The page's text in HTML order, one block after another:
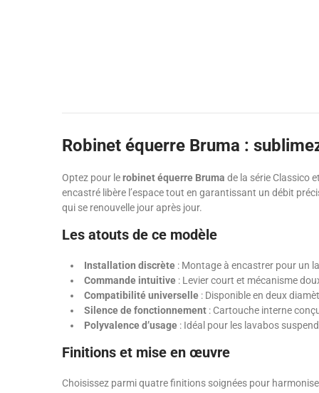
Robinet équerre Bruma :
Optez pour lerobinet équerre Bruma de la série Classico
encastré libère l’espace tout en garantissant un débit
qui se renouvelle jour après jour.
Les atouts de ce modèle
Installation discrète : Montage à encastrer pour un
Commande intuitive : Levier court et mécanisme
Compatibilité universelle : Disponible en deux
Silence de fonctionnement : Cartouche interne
Polyvalence d’usage : Idéal pour les lavabos
Finitions et mise en œuvre
Choisissez parmi quatre finitions soignées pour